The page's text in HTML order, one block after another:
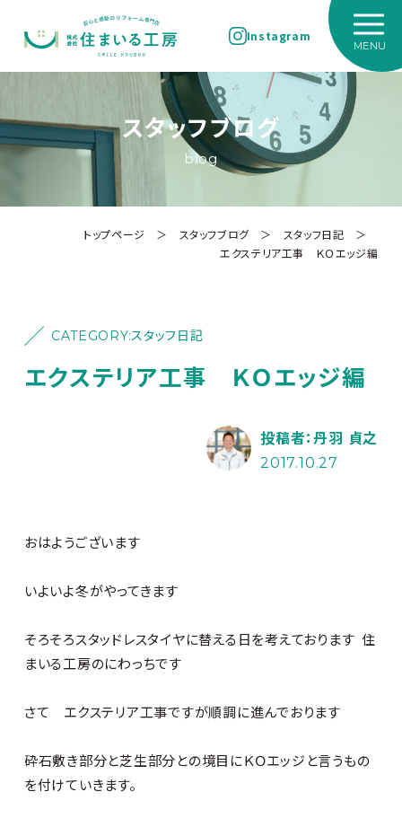
Instagram
スタッフブログ
blog
トップページ ＞ スタッフブログ＞ スタッフ日記 ＞
エクステリア工事 ＫＯエッジ編
CATEGORY:スタッフ日記
エクステリア工事 ＫＯエッジ編
投稿者：丹羽 貞之
2017.10.27
おはようございます
いよいよ冬がやってきます
そろそろスタッドレスタイヤに替える日を考えております 住
まいる工房のにわっちです
さて エクステリア工事ですが順調に進んでおります
砕石敷き部分と芝生部分との境目にＫＯエッジと言うもの
を付けていきます。